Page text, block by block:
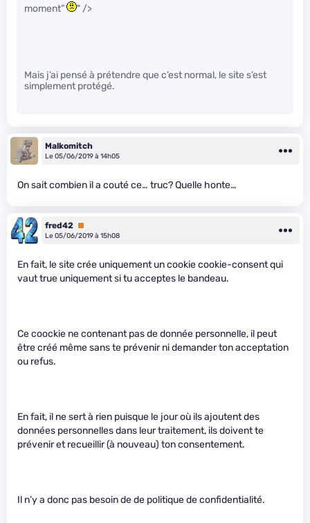
moment”
" />
Mais j’ai pensé à prétendre que c’est normal, le site s’est
simplement protégé.
Malkomitch
Le 05/06/2019 à 14h05
On sait combien il a couté ce… truc? Quelle honte…
fred42 Premium
Le 05/06/2019 à 15h08
En fait, le site crée uniquement un cookie cookie-consent qui
vaut true uniquement si tu acceptes le bandeau.
Ce coockie ne contenant pas de donnée personnelle, il peut
être créé même sans te prévenir ni demander ton acceptation
ou refus.
En fait, il ne sert à rien puisque le jour où ils ajoutent des
données personnelles dans leur traitement, ils doivent te
prévenir et recueillir (à nouveau) ton consentement.
Il n’y a donc pas besoin de de politique de confidentialité.